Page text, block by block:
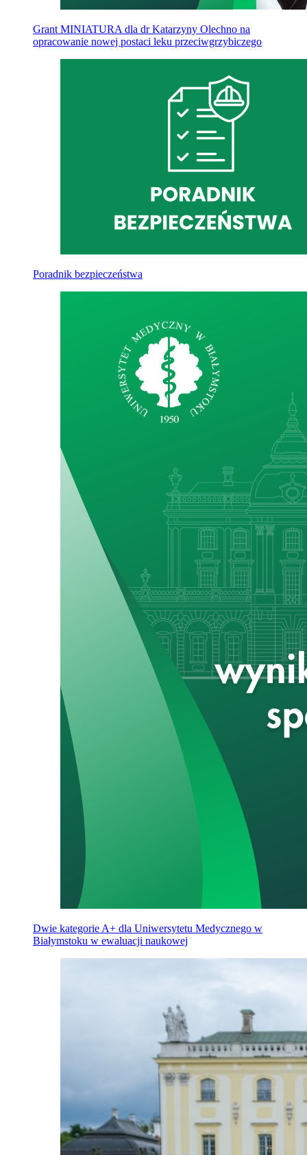
Grant MINIATURA dla dr Katarzyny Olechno na
opracowanie nowej postaci leku przeciwgrzybiczego
Poradnik bezpieczeństwa
Dwie kategorie A+ dla Uniwersytetu Medycznego w
Białymstoku w ewaluacji naukowej